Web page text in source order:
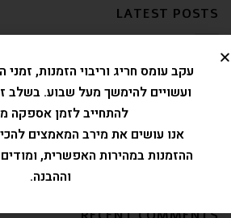
LATEST POSTS
test font
test_form
contact form test
עקב עומס חריג וריבוי הזמנות,
ועשויים להימשך מעל שבוע. בשלב
להתחייב לזמן אספקה
אנו עושים את מירב המאמצים
ההזמנות במהירות האפשרית,
וההבנה.